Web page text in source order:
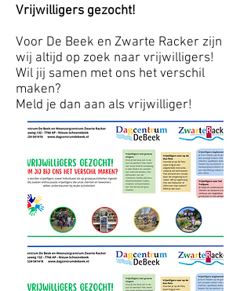
Vrijwilligers gezocht!
Voor De Beek en Zwarte Racker zijn
wij altijd op zoek naar vrijwilligers!
Wil jij samen met ons het verschil
maken?
Meld je dan aan als vrijwilliger!